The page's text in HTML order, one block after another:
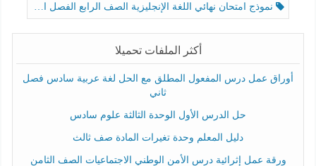
نموذج امتحان نهائي اللغة الإنجليزية الصف الرابع الفصل الثالث
أكثر الملفات تحميلا
أوراق عمل درس المفعول المطلق مع الحل لغة عربية سادس فصل
ثاني
حل الدرس الأول الوحدة الثالثة علوم سادس
دليل المعلم وحدة تغيرات المادة صف ثالث
ورقة عمل إثرائية درس الأمن الوطني الاجتماعيات الصف الثامن